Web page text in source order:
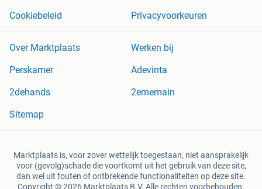
Cookiebeleid
Privacyvoorkeuren
Over Marktplaats
Werken bij
Perskamer
Adevinta
2dehands
2ememain
Sitemap
Marktplaats is, voor zover wettelijk toegestaan, niet aansprakelijk
voor (gevolg)schade die voortkomt uit het gebruik van deze site,
dan wel uit fouten of ontbrekende functionaliteiten op deze site.
Copyright © 2026 Marktplaats B.V. Alle rechten voorbehouden.